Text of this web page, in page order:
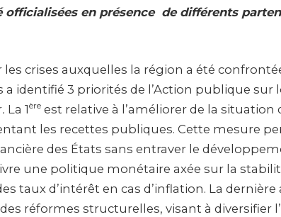
en présence de différents
crises auxquelles la région a été
a identifié 3 priorités de l’Action publique sur
. La 1ère est relative à l’améliorer de la situation
les recettes publiques. Cette mesure
des États sans entraver le
une politique monétaire axée sur la
taux d’intérêt en cas d’inflation. La dernière
réformes structurelles, visant à diversifier